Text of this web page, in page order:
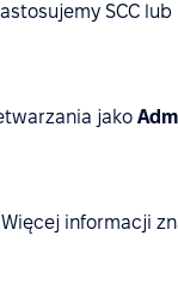
SCC
jako
informacji